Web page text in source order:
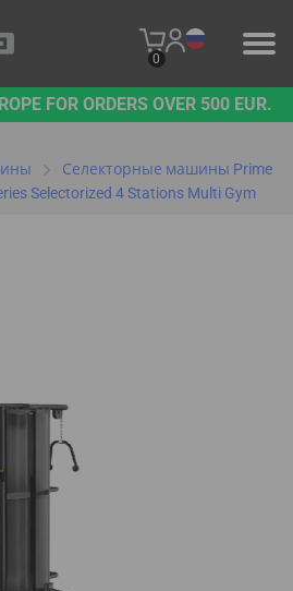
0
FOR ORDERS OVER 500 EUR.
Селекторные машины Prime
Selectorized 4 Stations Multi Gym